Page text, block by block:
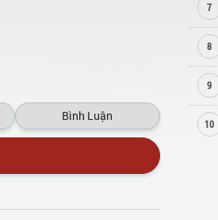
Bình Luận
7
8
9
10